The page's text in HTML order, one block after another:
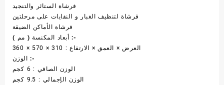
فرشاة الستائر والتنجيد
فرشاة لتنظيف الغبار و النفايات على مرحلتين
فرشاة الأماكن الضيقة
أبعاد المكنسة ( مم ) :-
العرض × العمق × الارتفاع : 310 × 570 × 360
الوزن :-
الوزن الصافي : 6 كجم
الوزن الإجمالي : 9.5 كجم